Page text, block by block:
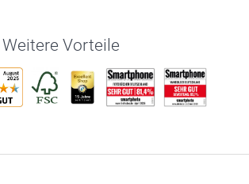
Weitere Vorteile